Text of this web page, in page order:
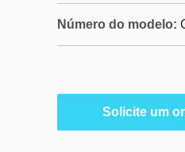
Número do modelo:
Solicite um